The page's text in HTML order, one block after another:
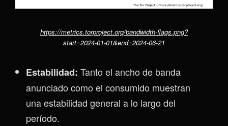
https://metrics.torproject.org/bandwidth-flags.png?
start=2024-01-01&end=2024-06-21
Estabilidad: Tanto el ancho de banda
anunciado como el consumido muestran
una estabilidad general a lo largo del
período.